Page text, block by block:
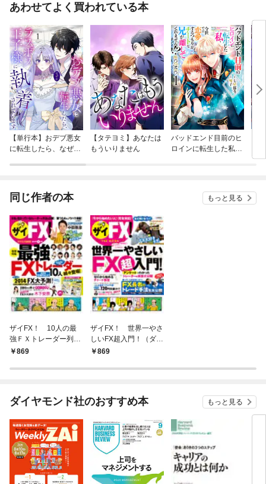
あわせてよく買われている本
【単行本】おデブ悪女
に転生したら、なぜか
【タテヨミ】あなたは
もういりません
バッドエンド目前のヒ
ロインに転生した私、
同じ作者の本 もっと見る
ザイFX！ 10人の最
強ＦＸトレーダー列伝
（ダイヤモンドＺａi
869
ザイFX！ 世界一やさ
しいFX超入門！（ダイ
ヤモンドMOOK）
869
ダイヤモンド社のおすすめ本 もっと見る